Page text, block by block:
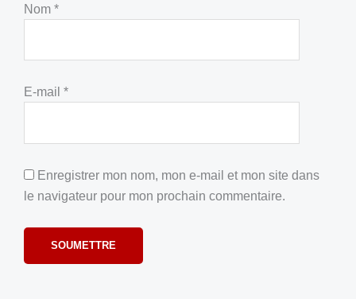
Nom *
E-mail *
Enregistrer mon nom, mon e-mail et mon site dans
le navigateur pour mon prochain commentaire.